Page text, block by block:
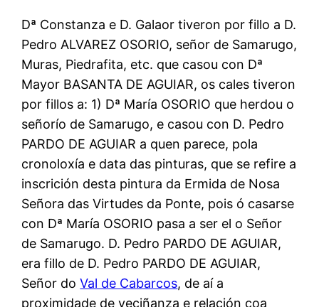
Dª Constanza e D. Galaor tiveron por fillo a D.
Pedro ALVAREZ OSORIO, señor de Samarugo,
Muras, Piedrafita, etc. que casou con Dª
Mayor BASANTA DE AGUIAR, os cales tiveron
por fillos a: 1) Dª María OSORIO que herdou o
señorío de Samarugo, e casou con D. Pedro
PARDO DE AGUIAR a quen parece, pola
cronoloxía e data das pinturas, que se refire a
inscrición desta pintura da Ermida de Nosa
Señora das Virtudes da Ponte, pois ó casarse
con Dª María OSORIO pasa a ser el o Señor
de Samarugo. D. Pedro PARDO DE AGUIAR,
era fillo de D. Pedro PARDO DE AGUIAR,
Señor doVal de Cabarcos, de aí a
proximidade de veciñanza e relación coa